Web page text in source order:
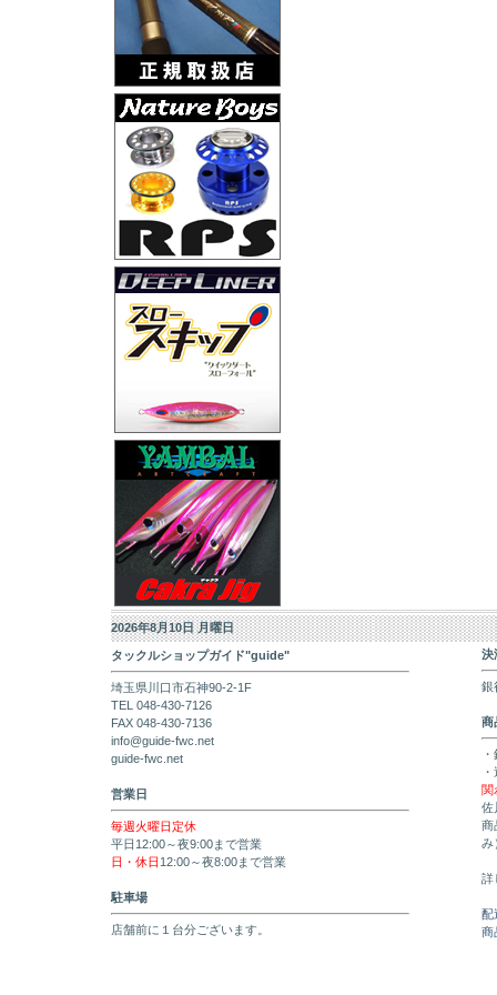
2026年8月10日 月曜日
タックルショップガイド"guide"
埼玉県川口市石神90-2-1F
TEL 048-430-7126
FAX 048-430-7136
info@guide-fwc.net
guide-fwc.net
営業日
毎週火曜日定休
平日12:00～夜9:00まで営業
日・休日 12:00～夜8:00まで営業
駐車場
店舗前に１台分ございます。
決
銀
商
関
佐
商
み
詳
配
商